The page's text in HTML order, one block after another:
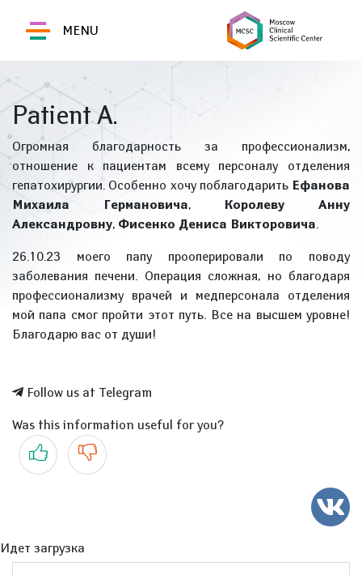
MENU
Patient A.
Огромная благодарность за профессионализм,
отношение к пациентам всему персоналу отделения
гепатохирургии. Особенно хочу поблагодаритьЕфанова
Михаила Германовича, Королеву Анну
Александровну, Фисенко Дениса Викторовича.
26.10.23 моего папу прооперировали по поводу
заболевания печени. Операция сложная, но благодаря
профессионализму врачей и медперсонала отделения
мой папа смог пройти этот путь. Все на высшем уровне!
Благодарю вас от души!
Follow us at Telegram
Was this information useful for you?
Yes No
Идет загрузка